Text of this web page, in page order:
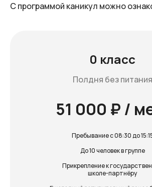
С программой каникул можно
0 класс
Полдня без питания
51 000 ₽ /
Пребывание с 08:30 до
До 10 человек в группе
Прикрепление к
школе-партнёру